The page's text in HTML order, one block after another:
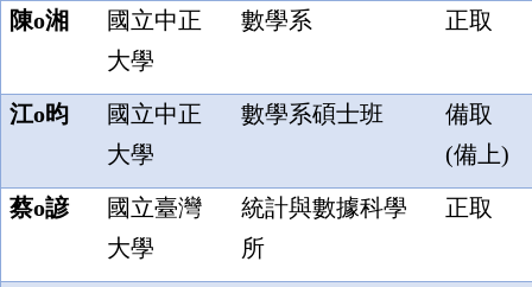
陳o湘
國立中正
大學
數學系 正取
江o昀
國立中正
大學
數學系碩士班
備取
(備上)
蔡o諺
國立臺灣
大學
統計與數據科學
所
正取